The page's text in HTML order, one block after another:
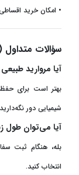
• امکان خرید
سؤالات متداول
آیا مروارید
بهتر است برای
شیمیایی دور
آیا می‌توان طول
انتخاب کنید.